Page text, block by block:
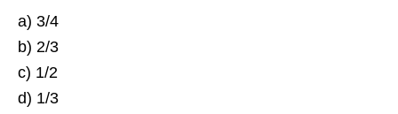
a) 3/4
b) 2/3
c) 1/2
d) 1/3